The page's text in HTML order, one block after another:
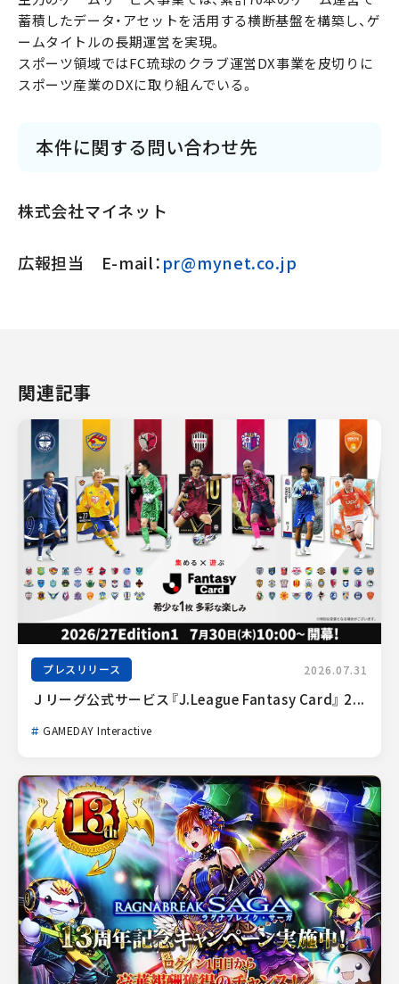
蓄積したデータ・アセットを活用する横断基盤を構築し、ゲ
ームタイトルの長期運営を実現。
スポーツ領域ではFC琉球のクラブ運営DX事業を皮切りに
スポーツ産業のDXに取り組んでいる。
本件に関する問い合わせ先
株式会社マイネット
広報担当 E-mail：pr@mynet.co.jp
関連記事
プレスリリース 2026.07.31
Ｊリーグ公式サービス『J.League Fantasy Card』 2...
GAMEDAY Interactive